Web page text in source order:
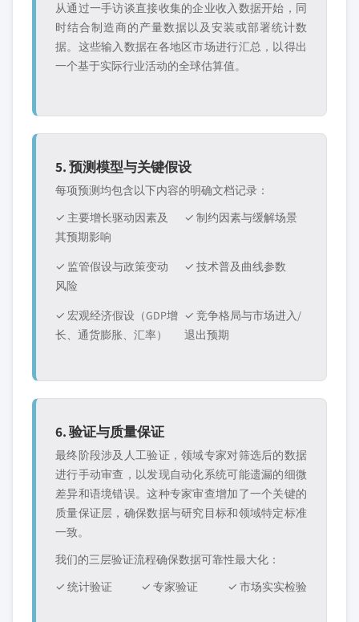
从通过一手访谈直接收集的企业收入数据开始，同
时结合制造商的产量数据以及安装或部署统计数
据。这些输入数据在各地区市场进行汇总，以得出
一个基于实际行业活动的全球估算值。
5. 预测模型与关键假设
每项预测均包含以下内容的明确文档记录：
✓ 主要增长驱动因素及
其预期影响
✓ 制约因素与缓解场景
✓ 监管假设与政策变动
风险
✓ 技术普及曲线参数
✓ 宏观经济假设（GDP增
长、通货膨胀、汇率）
✓ 竞争格局与市场进入/
退出预期
6. 验证与质量保证
最终阶段涉及人工验证，领域专家对筛选后的数据
进行手动审查，以发现自动化系统可能遗漏的细微
差异和语境错误。这种专家审查增加了一个关键的
质量保证层，确保数据与研究目标和领域特定标准
一致。
我们的三层验证流程确保数据可靠性最大化：
✓ 统计验证
✓ 专家验证 ✓ 市场实实检验